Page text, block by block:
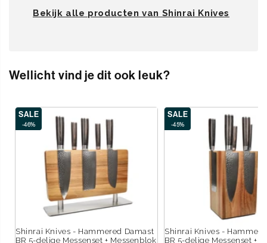
Bekijk alle producten van Shinrai Knives
Wellicht vind je dit ook leuk?
SALE
-46%
Shinrai Knives - Hammered Damast
BR 5-delige Messenset + Messenblok
SALE
-45%
Shinrai Knives -
BR 5-delige Messenset +